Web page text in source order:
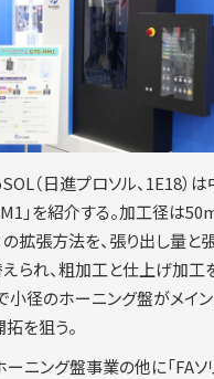
（日進プロソル、1E18）
」を紹介する。加工径は
の拡張方法を、張り出し量と
られ、粗加工と仕上げ加工
小径のホーニング盤がメイ
を狙う。
ニング盤事業の他に「FAソ